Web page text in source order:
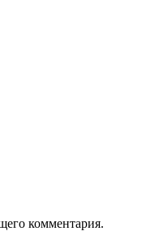
комментария.